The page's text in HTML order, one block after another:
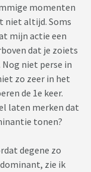
momenten
niet altijd. Soms
mijn actie een
dat je zoiets
niet perse in
zo zeer in het
de 1e keer.
laten merken dat
tonen?
degene zo
zie ik